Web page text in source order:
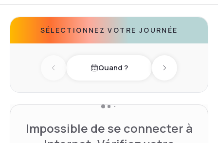
SÉLECTIONNEZ VOTRE JOURNÉE
Previous dayQuand ? Next day
Impossible de se connecter à